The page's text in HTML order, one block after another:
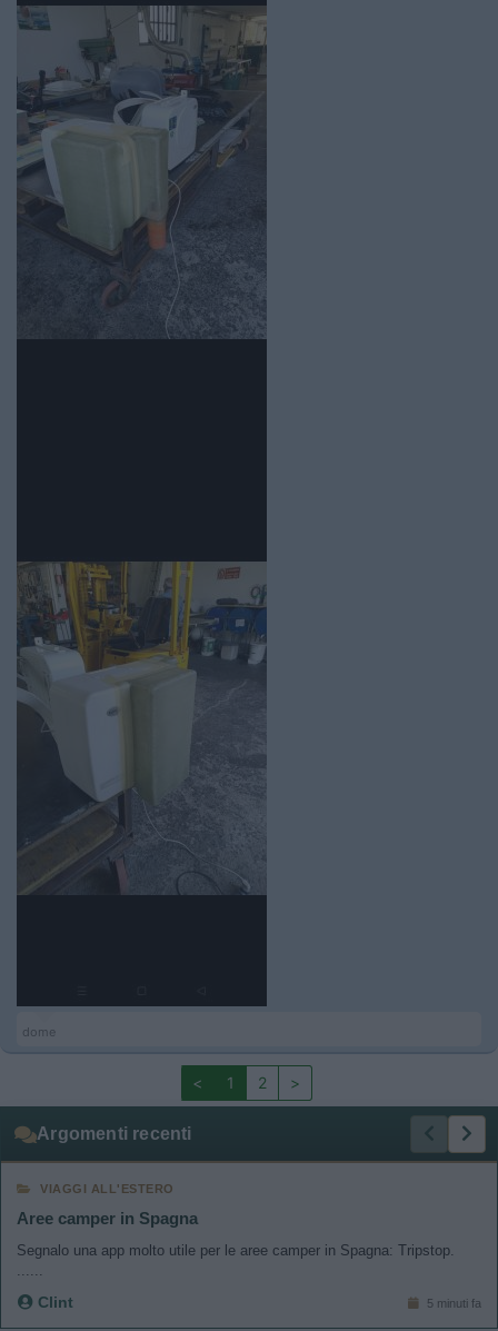
dome
< 1 2 >
Argomenti recenti
VIAGGI ALL'ESTERO
Aree camper in Spagna
Segnalo una app molto utile per le aree camper in Spagna: Tripstop.
......
Clint 5 minuti fa